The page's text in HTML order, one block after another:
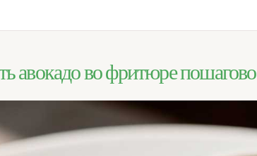
авокадо во фритюре пошагово